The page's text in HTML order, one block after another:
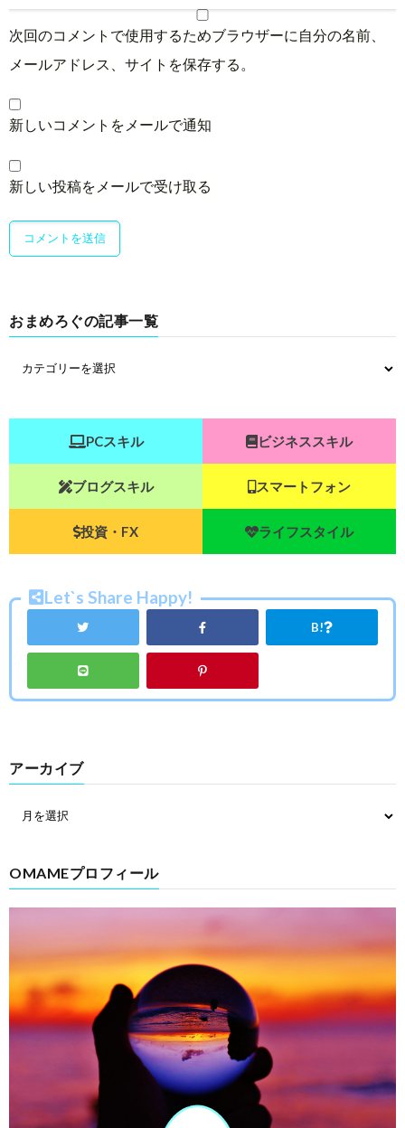
次回のコメントで使用するためブラウザーに自分の名前、
メールアドレス、サイトを保存する。
新しいコメントをメールで通知
新しい投稿をメールで受け取る
おまめろぐの記事一覧
PCスキル ビジネススキル
ブログスキル スマートフォン
投資・FX ライフスタイル
Let`s Share Happy!
B!
アーカイブ
OMAMEプロフィール